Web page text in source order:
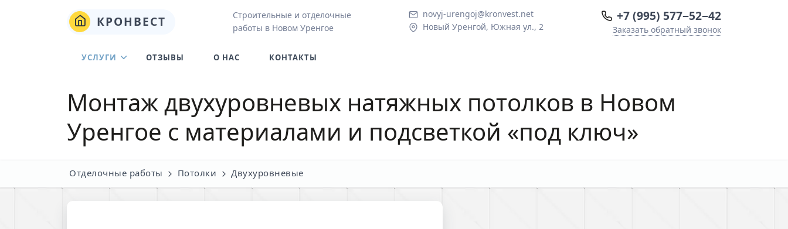
КРОНВЕСТ
Строительные и отделочные
работы в Новом Уренгое
novyj-urengoj@kronvest.net
Новый Уренгой, Южная ул., 2
+7 (995) 577−52−42
Заказать обратный звонок
УСЛУГИ ОТЗЫВЫ О НАС КОНТАКТЫ
Монтаж двухуровневых натяжных потолков в Новом
Уренгое с материалами и подсветкой «под ключ»
Отделочные работы Потолки Двухуровневые